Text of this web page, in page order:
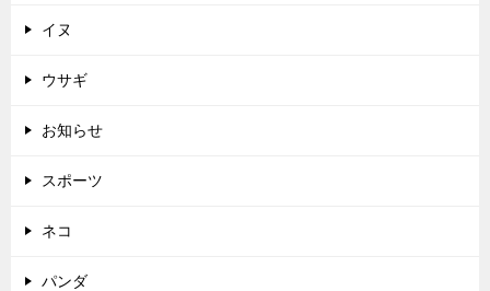
イヌ
ウサギ
お知らせ
スポーツ
ネコ
パンダ